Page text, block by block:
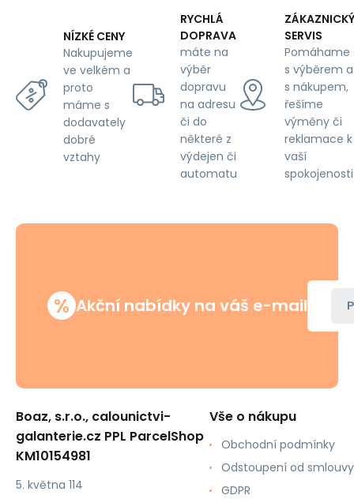
NÍZKÉ CENY
Nakupujeme
ve velkém a
proto
máme s
dodavately
dobré
vztahy
RYCHLÁ
DOPRAVA
máte na
výběr
dopravu
na adresu
či do
některé z
výdejen či
automatu
ZÁKAZNICKÝ
SERVIS
Pomáhame
s výběrem a
s nákupem,
řešíme
výměny či
reklamace k
vaší
spokojenosti
% Akční nabídky na váš e-mail
Boaz, s.r.o., calounictvi-
galanterie.cz PPL ParcelShop
KM10154981
5. května 114
Vše o nákupu
Obchodní podmínky
Odstoupení od smlouvy
GDPR